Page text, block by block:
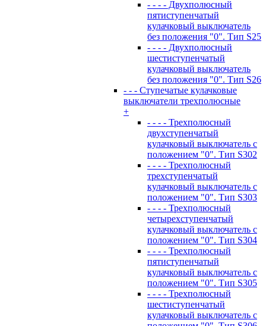
- - - - Двухполюсный
пятиступенчатый
кулачковый выключатель
без положения "0". Тип S25
- - - - Двухполюсный
шестиступенчатый
кулачковый выключатель
без положения "0". Тип S26
- - - Ступечатые кулачковые
выключатели трехполюсные
+
- - - - Трехполюсный
двухступенчатый
кулачковый выключатель с
положением "0". Тип S302
- - - - Трехполюсный
трехступенчатый
кулачковый выключатель с
положением "0". Тип S303
- - - - Трехполюсный
четырехступенчатый
кулачковый выключатель с
положением "0". Тип S304
- - - - Трехполюсный
пятиступенчатый
кулачковый выключатель с
положением "0". Тип S305
- - - - Трехполюсный
шестиступенчатый
кулачковый выключатель с